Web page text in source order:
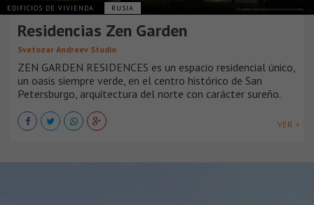
EDIFICIOS DE VIVIENDA RUSIA
Residencias Zen Garden
Svetozar Andreev Studio
ZEN GARDEN RESIDENCES es un espacio residencial único,
un oasis siempre verde, en el centro histórico de San
Petersburgo, arquitectura del norte con carácter sureño.
VER +